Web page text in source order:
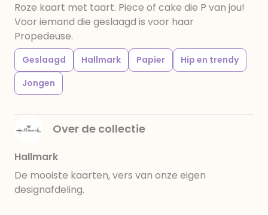
Roze kaart met taart. Piece of cake die P van jou!
Voor iemand die geslaagd is voor haar
Propedeuse.
Geslaagd Hallmark Papier
Hip en trendy
Jongen
Over de collectie
Hallmark
De mooiste kaarten, vers van onze eigen
designafdeling.